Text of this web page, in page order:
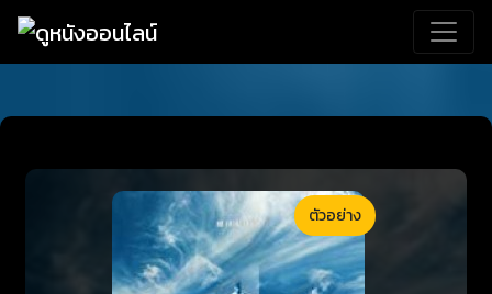
ตัวอย่าง